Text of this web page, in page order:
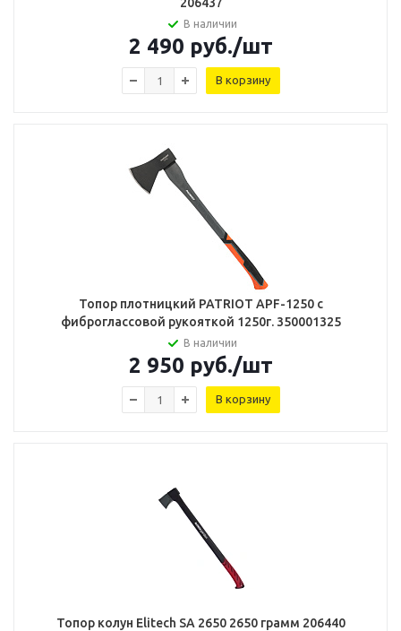
В наличии
2 490 руб./шт
В корзину
Топор плотницкий PATRIOT APF-1250 с
фиброглассовой рукояткой 1250г. 350001325
В наличии
2 950 руб./шт
В корзину
Топор колун Elitech SA 2650 2650 грамм 206440